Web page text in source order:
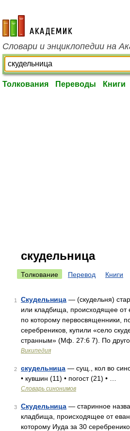
academic.ru
Словари и энциклопедии на
Толкования Переводы Книги
скудельница
Толкование Перевод Книги
1 Скудельница — (скудельня)
или кладбища, происходящее от
по которому первосвященники,
серебреников, купили «село
странным» (Мф. 27:6 7). По
Википедия
2 скудельница — сущ., кол во
• кувшин (11) • погост (21) • …
Словарь синонимов
3 Скудельница — старинное
кладбища, происходящее от
которому Иуда за 30